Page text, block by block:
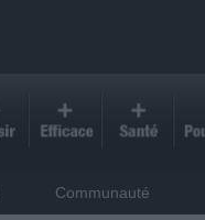
Communauté